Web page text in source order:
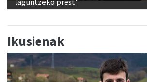
Ikusienak